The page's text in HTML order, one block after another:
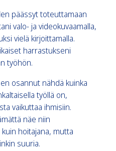
päässyt toteuttamaan
valo- ja videokuvaamalla,
vielä kirjoittamalla.
harrastukseni
työhön.
osannut nähdä kuinka
työllä on,
vaikuttaa ihmisiin.
näe niin
hoitajana, mutta
suuria.